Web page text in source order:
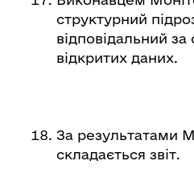
структурний
відповідальний
відкритих даних.
За результатами
складається звіт.